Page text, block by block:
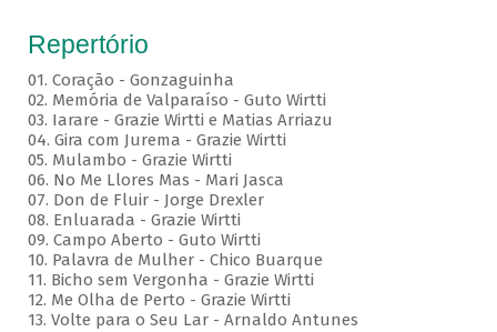
Repertório
01. Coração - Gonzaguinha
02. Memória de Valparaíso - Guto Wirtti
03. Iarare - Grazie Wirtti e Matias Arriazu
04. Gira com Jurema - Grazie Wirtti
05. Mulambo - Grazie Wirtti
06. No Me Llores Mas - Mari Jasca
07. Don de Fluir - Jorge Drexler
08. Enluarada - Grazie Wirtti
09. Campo Aberto - Guto Wirtti
10. Palavra de Mulher - Chico Buarque
11. Bicho sem Vergonha - Grazie Wirtti
12. Me Olha de Perto - Grazie Wirtti
13. Volte para o Seu Lar - Arnaldo Antunes